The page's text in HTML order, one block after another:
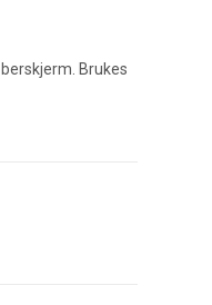
Brukes